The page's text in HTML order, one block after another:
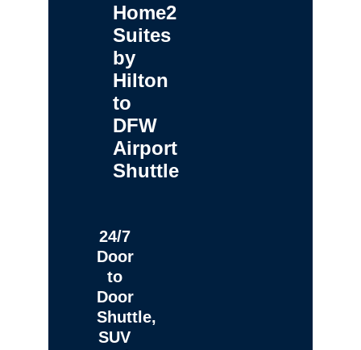
Home2
Suites
by
Hilton
to
DFW
Airport
Shuttle
24/7
Door
to
Door
Shuttle,
SUV